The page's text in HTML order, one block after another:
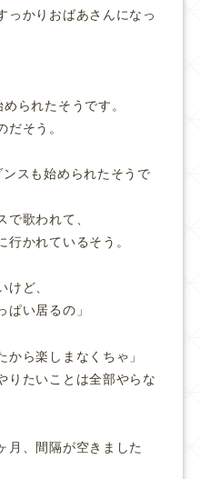
っかりおばあさんになっ
られたそうです。
だそう。
スも始められたそうで
で歌われて、
行かれているそう。
けど、
ぱい居るの」
から楽しまなくちゃ」
りたいことは全部やらな
月、間隔が空きました